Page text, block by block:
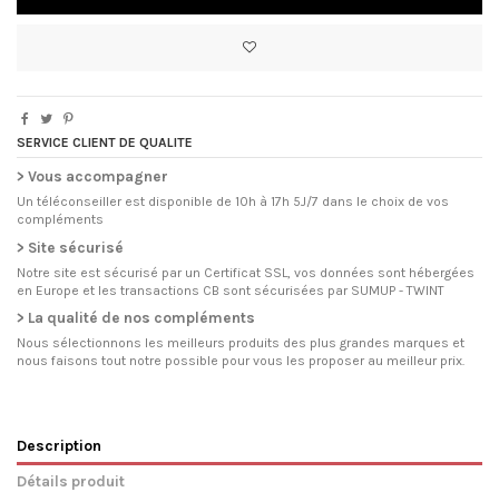
SERVICE CLIENT DE QUALITE
> Vous accompagner
Un téléconseiller est disponible de 10h à 17h 5J/7 dans le choix de vos
compléments
> Site sécurisé
Notre site est sécurisé par un Certificat SSL, vos données sont hébergées
en Europe et les transactions CB sont sécurisées par SUMUP - TWINT
> La qualité de nos compléments
Nous sélectionnons les meilleurs produits des plus grandes marques et
nous faisons tout notre possible pour vous les proposer au meilleur prix.
Description
Détails produit